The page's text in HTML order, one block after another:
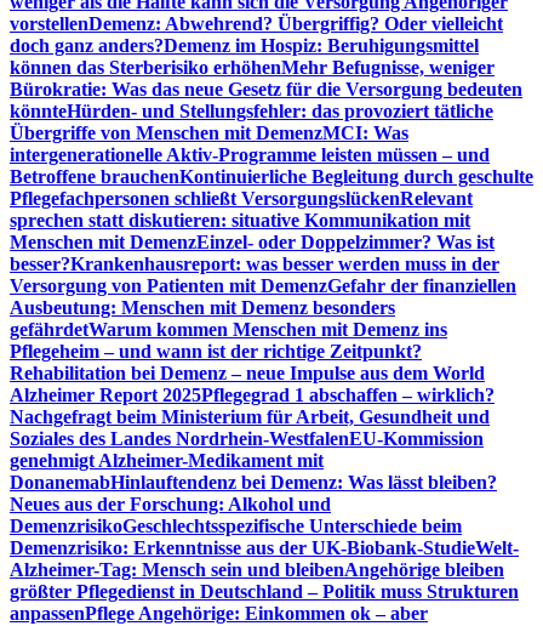
vorstellenDemenz: Abwehrend? Übergriffig? Oder vielleicht
doch ganz anders?Demenz im Hospiz: Beruhigungsmittel
können das Sterberisiko erhöhenMehr Befugnisse, weniger
Bürokratie: Was das neue Gesetz für die Versorgung bedeuten
könnteHürden- und Stellungsfehler: das provoziert tätliche
Übergriffe von Menschen mit DemenzMCI: Was
intergenerationelle Aktiv-Programme leisten müssen – und
Betroffene brauchenKontinuierliche Begleitung durch geschulte
Pflegefachpersonen schließt VersorgungslückenRelevant
sprechen statt diskutieren: situative Kommunikation mit
Menschen mit DemenzEinzel- oder Doppelzimmer? Was ist
besser?Krankenhausreport: was besser werden muss in der
Versorgung von Patienten mit DemenzGefahr der finanziellen
Ausbeutung: Menschen mit Demenz besonders
gefährdetWarum kommen Menschen mit Demenz ins
Pflegeheim – und wann ist der richtige Zeitpunkt?
Rehabilitation bei Demenz – neue Impulse aus dem World
Alzheimer Report 2025Pflegegrad 1 abschaffen – wirklich?
Nachgefragt beim Ministerium für Arbeit, Gesundheit und
Soziales des Landes Nordrhein-WestfalenEU-Kommission
genehmigt Alzheimer-Medikament mit
DonanemabHinlauftendenz bei Demenz: Was lässt bleiben?
Neues aus der Forschung: Alkohol und
DemenzrisikoGeschlechtsspezifische Unterschiede beim
Demenzrisiko: Erkenntnisse aus der UK-Biobank-StudieWelt-
Alzheimer-Tag: Mensch sein und bleibenAngehörige bleiben
größter Pflegedienst in Deutschland – Politik muss Strukturen
anpassenPflege Angehörige: Einkommen ok – aber